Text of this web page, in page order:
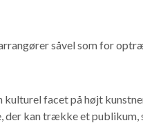
såvel som for
kulturel facet på højt
der kan trække et publikum,